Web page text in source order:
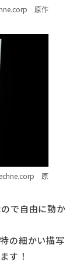
原作
原
で自由に動か
の細かい描写
す！